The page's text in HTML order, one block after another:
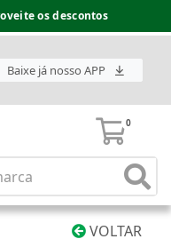
os descontos
Baixe já nosso APP
0
VOLTAR